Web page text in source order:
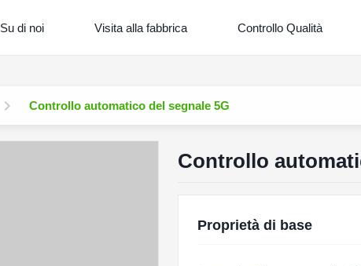
Su di noi Visita alla fabbrica Controllo Qualità
Controllo automatico del segnale 5G
Controllo
Proprietà di base